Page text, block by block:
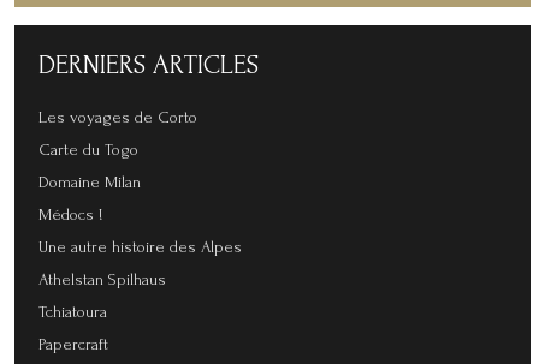
DERNIERS ARTICLES
Les voyages de Corto
Carte du Togo
Domaine Milan
Médocs !
Une autre histoire des Alpes
Athelstan Spilhaus
Tchiatoura
Papercraft